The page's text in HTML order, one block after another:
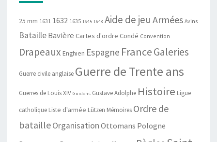
25 mm 1631 1632 1635 1645 1648 Aide de jeu Armées Avins
BatailleBavière Cartes d'ordre Condé Convention
Drapeaux Enghien Espagne FranceGaleries
Guerre civile anglaise Guerre de Trente ans
Guerres de Louis XIV Guidons Gustave Adolphe Histoire Ligue
catholiqueListe d'armée Lützen Mémoires Ordre de
batailleOrganisationOttomans Pologne